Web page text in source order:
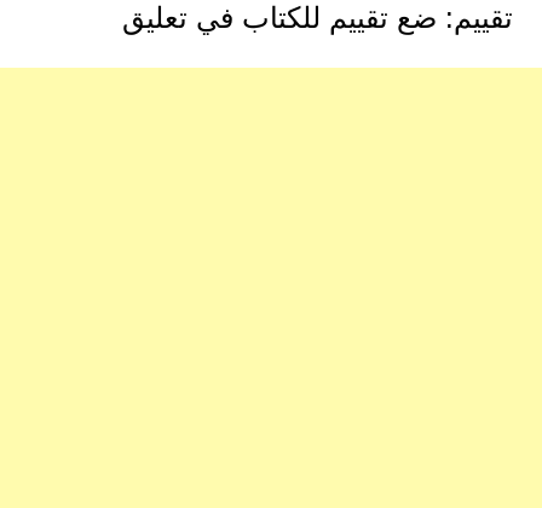
تقييم: ضع تقييم للكتاب في تعليق